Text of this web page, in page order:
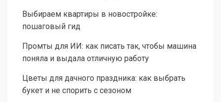
Выбираем квартиры в новостройке:
пошаговый гид
Промты для ИИ: как писать так, чтобы машина
поняла и выдала отличную работу
Цветы для дачного праздника: как выбрать
букет и не спорить с сезоном